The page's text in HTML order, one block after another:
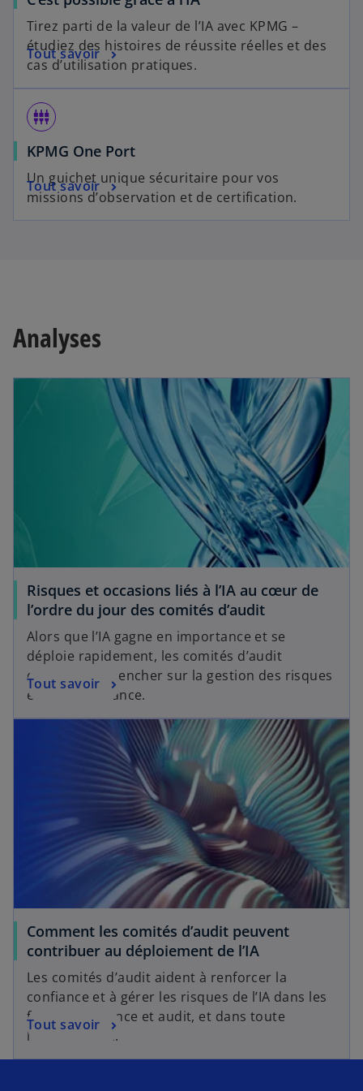
Tirez parti de la valeur de l’IA avec KPMG –
étudiez des histoires de réussite réelles et des
cas d’utilisation pratiques.
Tout savoir
settings_input_component
KPMG One Port
Un guichet unique sécuritaire pour vos
missions d’observation et de certification.
Tout savoir
Analyses
Risques et occasions liés à l’IA au cœur de
l’ordre du jour des comités d’audit
Alors que l’IA gagne en importance et se
déploie rapidement, les comités d’audit
devraient se pencher sur la gestion des risques
et la gouvernance.
Tout savoir
Comment les comités d’audit peuvent
contribuer au déploiement de l’IA
Les comités d’audit aident à renforcer la
confiance et à gérer les risques de l’IA dans les
fonctions finance et audit, et dans toute
l’organisation.
Tout savoir